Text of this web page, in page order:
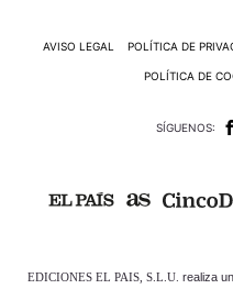
AVISO LEGAL POLÍTICA DE
POLÍTICA DE
SÍGUENOS:
EDICIONES EL PAIS, S.L.U. realiza